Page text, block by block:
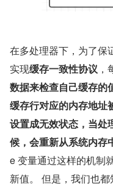
在多处理器下，为了保
实现缓存一致性协议
数据来检查自己缓存的
缓存行对应的内存地址
设置成无效状态，当处
候，会重新从系统内存
e 变量通过这样的机制
新值。 但是，我们也